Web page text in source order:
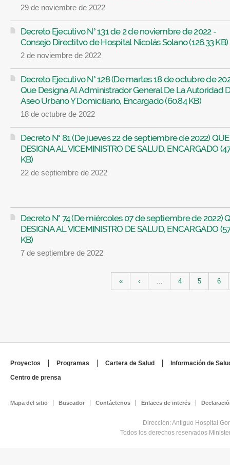
29 de noviembre de 2022
Decreto Ejecutivo N° 131 de 2 de noviembre de 2022 -
Consejo Directitvo de Hospital Nicolás Solano (126.33 KB)
2 de noviembre de 2022
Decreto Ejecutivo N° 128 (De martes 18 de octubre de
Que Designa Al Administrador General De La Autoridad
Aseo Urbano Y Domiciliario, Encargado (60.84 KB)
18 de octubre de 2022
Decreto N° 81 (De jueves 22 de septiembre de 2022) QUE
DESIGNA AL VICEMINISTRO DE SALUD, ENCARGADO
KB)
22 de septiembre de 2022
Decreto N° 74 (De miércoles 07 de septiembre de 2022)
DESIGNA AL VICEMINISTRO DE SALUD, ENCARGADO
KB)
7 de septiembre de 2022
« ‹ 4 5 6
Proyectos Programas Cartera de Salud
Información de
Centro de prensa
Mapa del sitio Buscador Contáctenos Enlaces de interés
Dirección: Antiguo Hospital
Todos los derechos reservados